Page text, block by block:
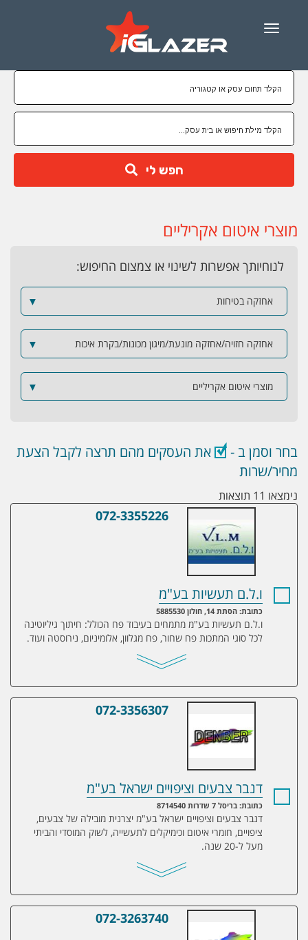
Menu
חפש לי
מוצרי איטום אקריליים
לנוחיותך אפשרות לשינוי או צמצום החיפוש:
אחזקה בטיחות ▼
אחזקה חזויה/אחזקה מונעת/מיגון מכונות/בקרת איכות ▼
מוצרי איטום אקריליים ▼
בחר וסמן ב -
את העסקים מהם תרצה לקבל הצעת
מחיר/שרות
נימצאו 11 תוצאות
ו.ל.ם תעשיות בע"מ
072-3355226
ו.ל.ם תעשיות בע"מ
כתובת: הסתת 14, חולון 5885530
ו.ל.ם תעשיות בע"מ מתמחים בעיבוד פח הכולל: חיתוך גיליוטינה
לכל סוגי המתכות פח שחור, פח מגלוון, אלומיניום, נירוסטה ועוד.
דנבר צבעים וציפויים ישראל בע"מ
072-3356307
דנבר צבעים וציפויים ישראל בע"מ
כתובת: בריסל 7 שדרות 8714540
דנבר צבעים וציפויים ישראל בע"מ יצרנית מובילה של צבעים,
ציפויים, חומרי איטום וכימיקלים לתעשייה, לשוק המוסדי והביתי
מעל ל-20 שנה.
דנבר פרוייקטים ב.א בע"מ
072-3263740